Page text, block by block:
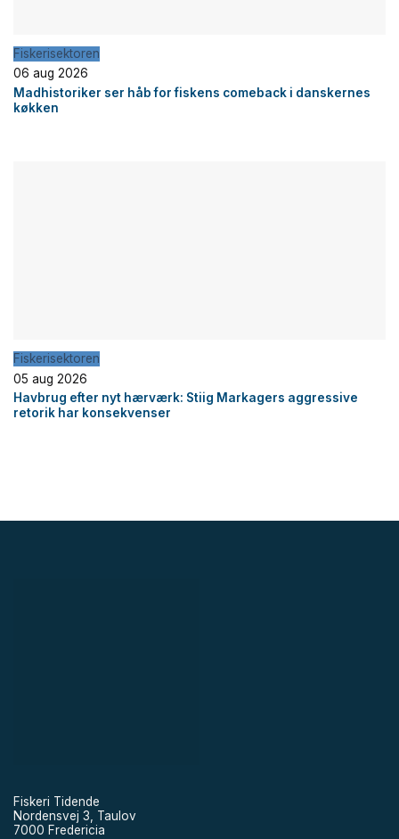
Fiskerisektoren
06 aug 2026
Madhistoriker ser håb for fiskens comeback i danskernes
køkken
Fiskerisektoren
05 aug 2026
Havbrug efter nyt hærværk: Stiig Markagers aggressive
retorik har konsekvenser
Fiskeri Tidende
Nordensvej 3, Taulov
7000 Fredericia